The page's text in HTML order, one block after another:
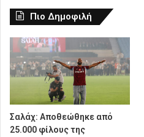
Πιο Δημοφιλή
Σαλάχ: Αποθεώθηκε από
25.000 φίλους της